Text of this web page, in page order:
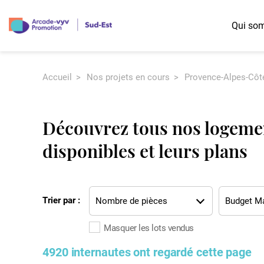
Qui
Nos offres diversifiées
Logement Familles
Logement Seniors
Logement Intergénérationnel
Les possibilités d'accession
Accession à prix maîtrisé
Prêt Social Location Accession (PSLA)
Bail réel et solidaire (BRS)
Région Auvergne-Rhône-Alpes
Accueil Nos projets en cours Provence-Alpes-
Découvrez tous nos
disponibles et leurs plans
Trier par : Nombre de pièces
Masquer les lots vendus
4920 internautes ont regardé cette page